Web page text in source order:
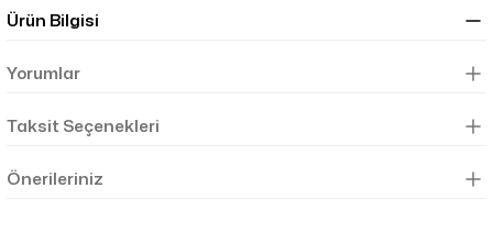
Ürün Bilgisi
Yorumlar
Taksit Seçenekleri
Önerileriniz